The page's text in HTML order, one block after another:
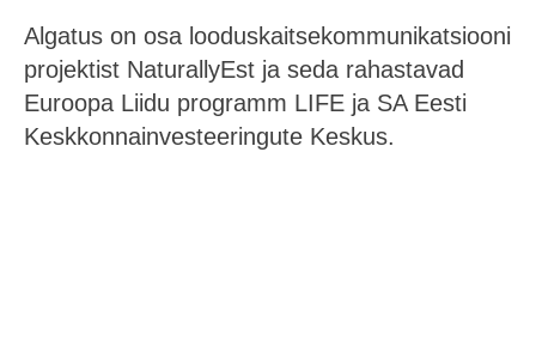
Algatus on osa looduskaitsekommunikatsiooni
projektist NaturallyEst ja seda rahastavad
Euroopa Liidu programm LIFE ja SA Eesti
Keskkonnainvesteeringute Keskus.